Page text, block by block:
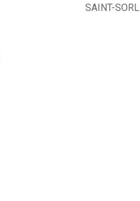
SAINT-